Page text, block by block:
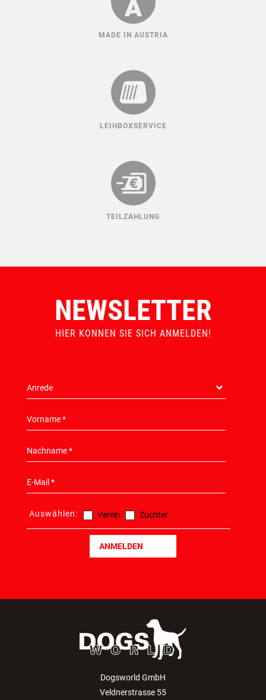
MADE IN AUSTRIA
LEIHBOXSERVICE
TEILZAHLUNG
NEWSLETTER
HIER KONNEN SIE SICH ANMELDEN!
Auswählen: Verein Züchter
ANMELDEN
Dogsworld GmbH
Veldnerstrasse 55